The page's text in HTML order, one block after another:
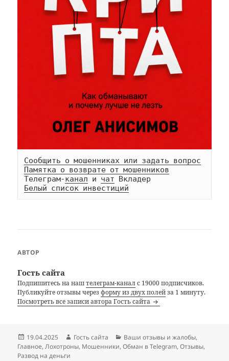
Сообщить о мошенниках или задать вопрос
Памятка о возврате от мошенников
Телеграм-канал и чат
Белый список инвестиций
АВТОР
Гость сайта
Подпишитесь на наштелеграм-каналс 19000 подписчиков.
Публикуйте отзывы черезформу из двух полейза 1 минуту.
Посмотреть все записи автора Гость сайта
Опубликовано
19.04.2025 Автор
Гость сайта Рубрики
Ваши отзывы и жалобы,
Главное,Лохотроны, Мошенники,Обман в Telegram,Отзывы,
Развод на деньги